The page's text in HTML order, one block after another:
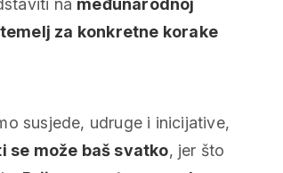
temelj za konkretne korake
susjede, udruge i inicijative,
se može baš svatko, jer što